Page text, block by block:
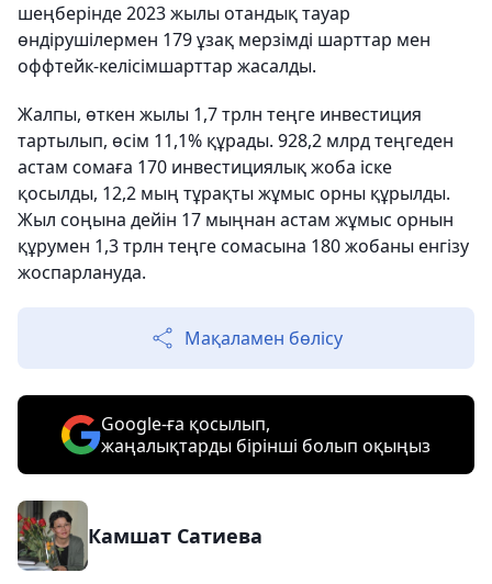
шеңберінде 2023 жылы отандық тауар
өндірушілермен 179 ұзақ мерзімді шарттар мен
оффтейк-келісімшарттар жасалды.
Жалпы, өткен жылы 1,7 трлн теңге инвестиция
тартылып, өсім 11,1% құрады. 928,2 млрд теңгеден
астам сомаға 170 инвестициялық жоба іске
қосылды, 12,2 мың тұрақты жұмыс орны құрылды.
Жыл соңына дейін 17 мыңнан астам жұмыс орнын
құрумен 1,3 трлн теңге сомасына 180 жобаны енгізу
жоспарлануда.
Мақаламен бөлісу
Google-ға қосылып,
жаңалықтарды бірінші болып оқыңыз
Камшат Сатиева